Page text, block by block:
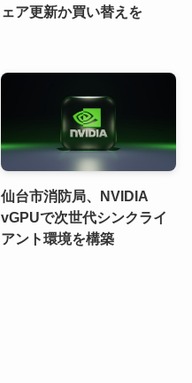
ェア更新か買い替えを
仙台市消防局、NVIDIA
vGPUで次世代シンクライ
アント環境を構築